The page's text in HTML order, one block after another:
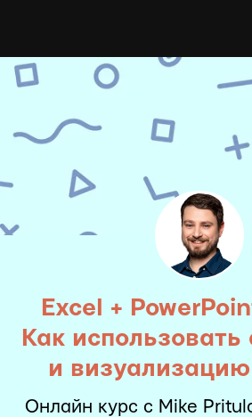
Excel +
Как использовать
и
Онлайн курс с Mike